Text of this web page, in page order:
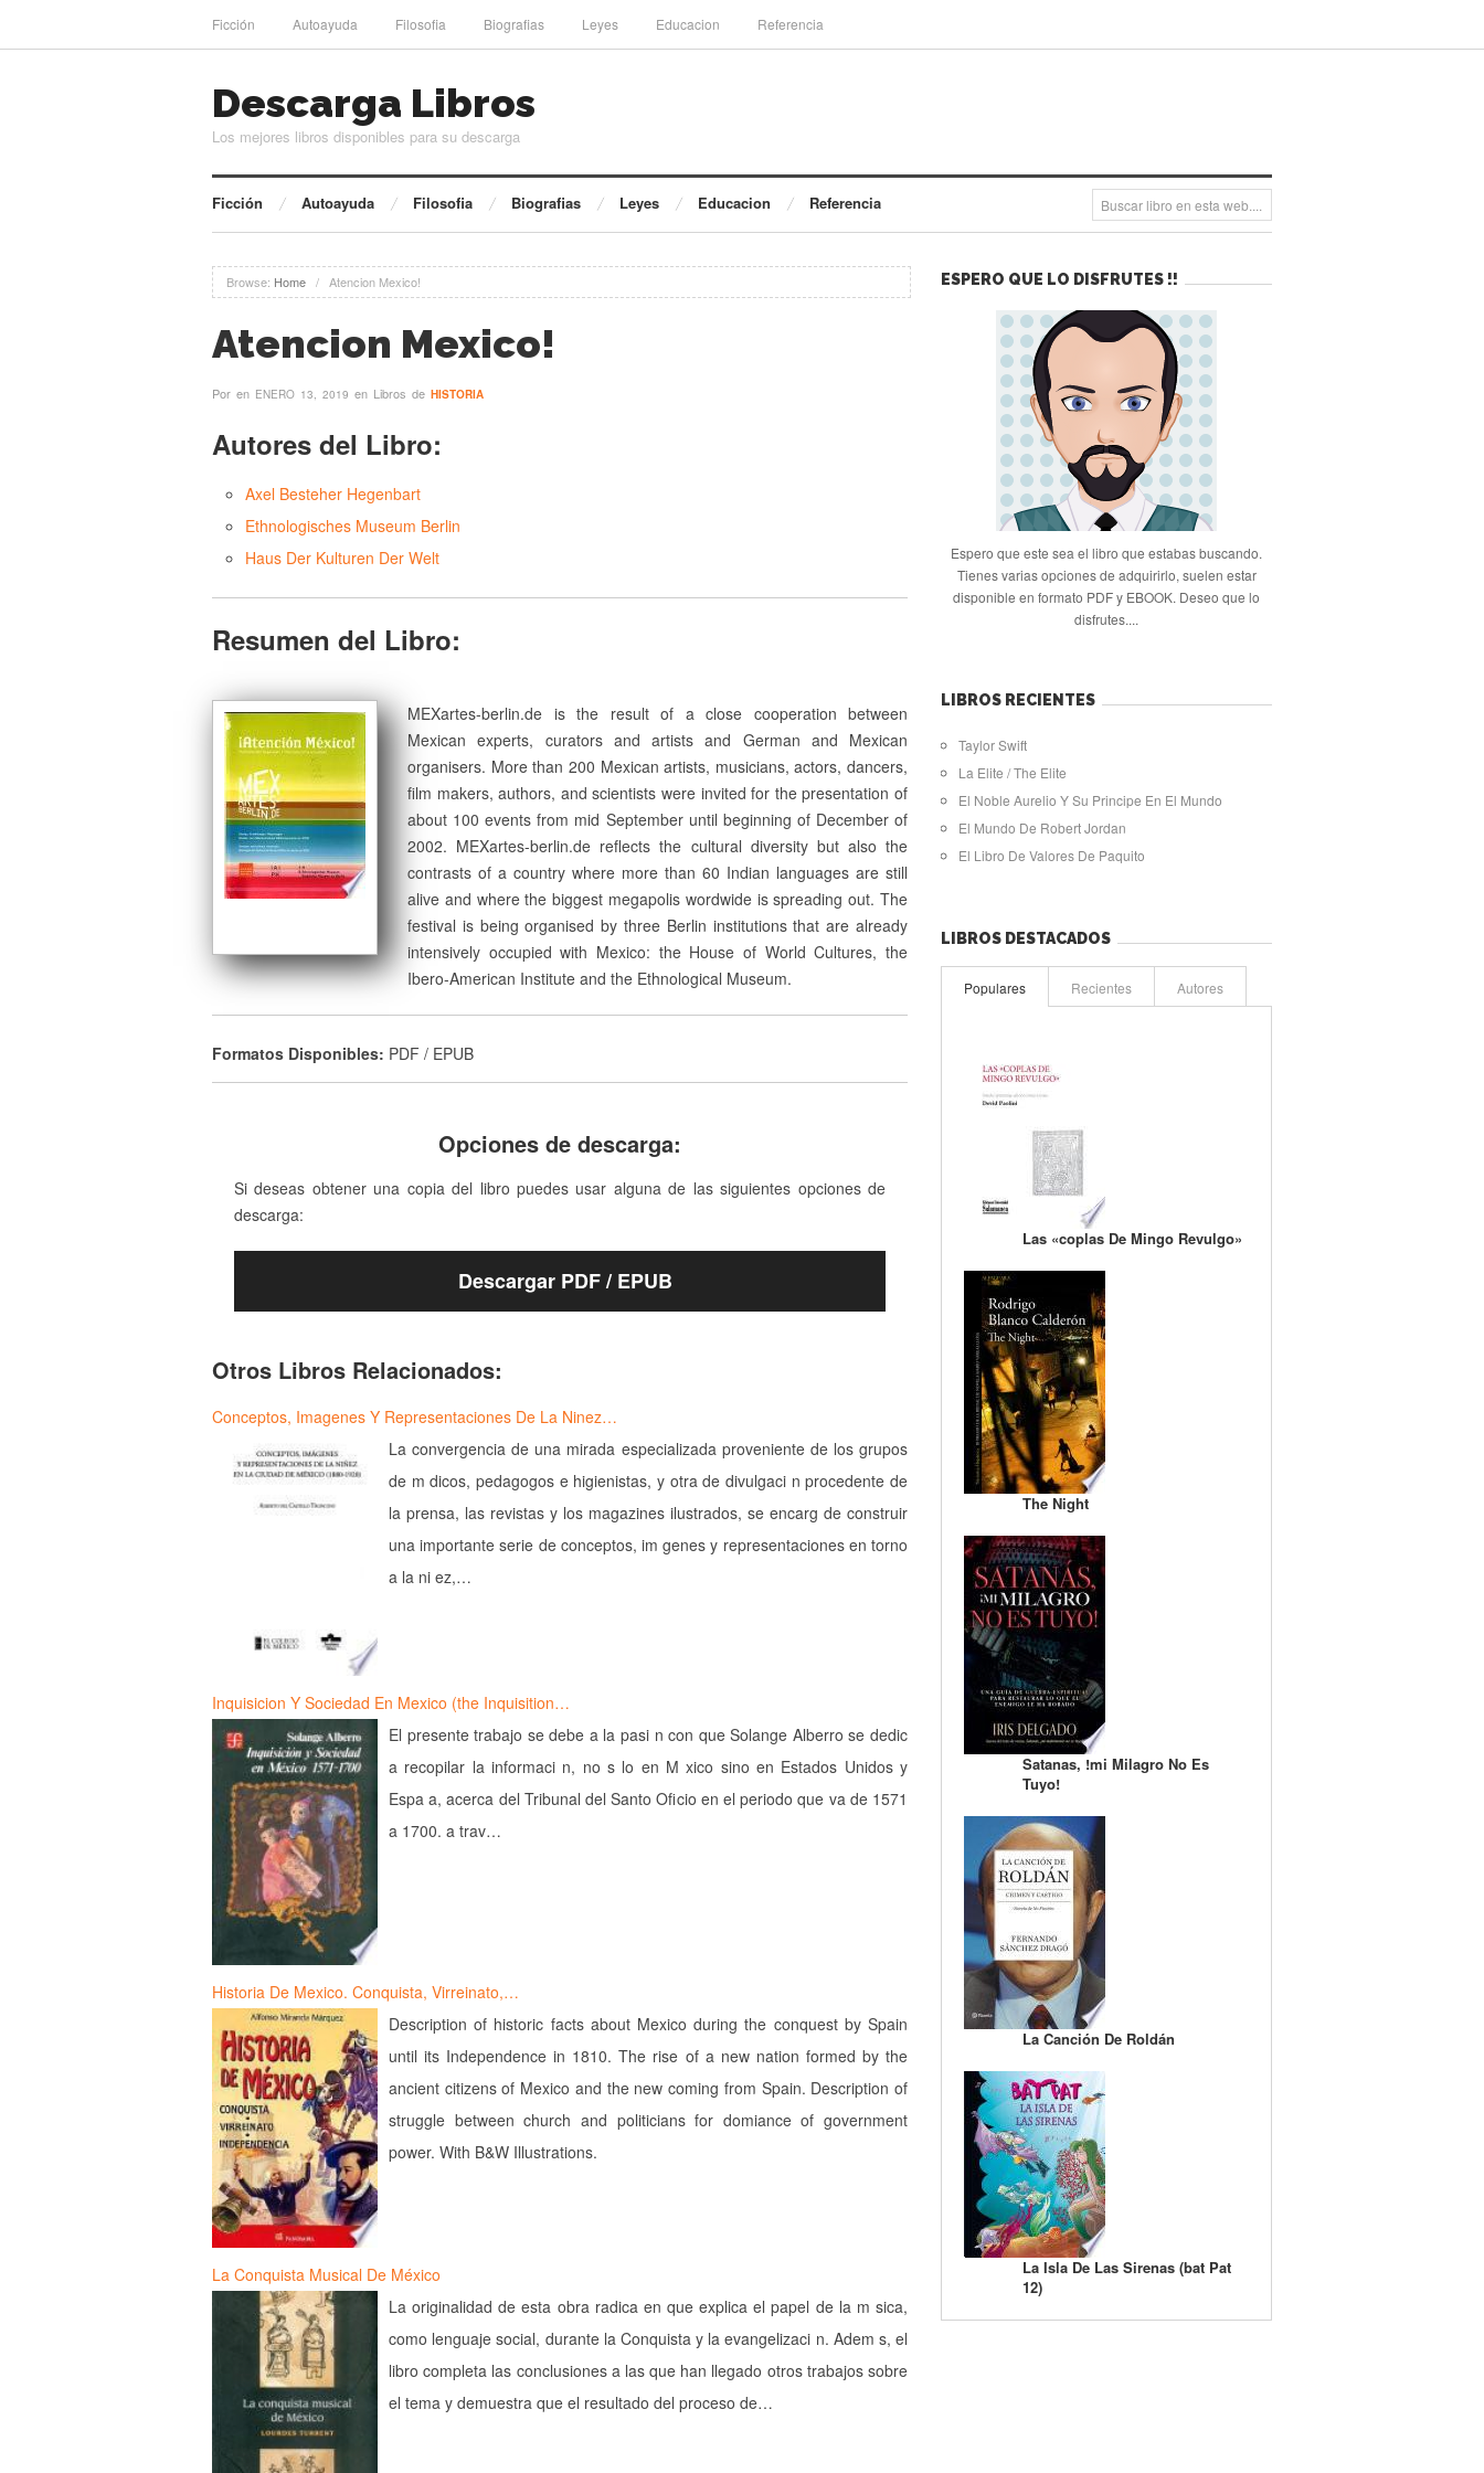
Ficción Autoayuda Filosofia Biografias Leyes Educacion Referencia
Descarga Libros
Los mejores libros disponibles para su descarga
Ficción Autoayuda Filosofia Biografias Leyes Educacion Referencia
Browse: Home / Atencion Mexico!
Atencion Mexico!
Por en ENERO 13, 2019 en Libros de HISTORIA
Autores del Libro:
Axel Besteher Hegenbart
Ethnologisches Museum Berlin
Haus Der Kulturen Der Welt
Resumen del Libro:
MEXartes-berlin.de is the result of a close cooperation between
Mexican experts, curators and artists and German and Mexican
organisers. More than 200 Mexican artists, musicians, actors, dancers,
film makers, authors, and scientists were invited for the presentation of
about 100 events from mid September until beginning of December of
2002. MEXartes-berlin.de reflects the cultural diversity but also the
contrasts of a country where more than 60 Indian languages are still
alive and where the biggest megapolis wordwide is spreading out. The
festival is being organised by three Berlin institutions that are already
intensively occupied with Mexico: the House of World Cultures, the
Ibero-American Institute and the Ethnological Museum.
Formatos Disponibles: PDF / EPUB
Opciones de descarga:
Si deseas obtener una copia del libro puedes usar alguna de las siguientes opciones de
descarga:
Descargar PDF / EPUB
Otros Libros Relacionados:
Conceptos, Imagenes Y Representaciones De La Ninez…
La convergencia de una mirada especializada proveniente de los grupos
de m dicos, pedagogos e higienistas, y otra de divulgaci n procedente de
la prensa, las revistas y los magazines ilustrados, se encarg de construir
una importante serie de conceptos, im genes y representaciones en torno
a la ni ez,…
Inquisicion Y Sociedad En Mexico (the Inquisition…
El presente trabajo se debe a la pasi n con que Solange Alberro se dedic
a recopilar la informaci n, no s lo en M xico sino en Estados Unidos y
Espa a, acerca del Tribunal del Santo Oficio en el periodo que va de 1571
a 1700. a trav…
Historia De Mexico. Conquista, Virreinato,…
Description of historic facts about Mexico during the conquest by Spain
until its Independence in 1810. The rise of a new nation formed by the
ancient citizens of Mexico and the new coming from Spain. Description of
struggle between church and politicians for domiance of government
power. With B&W Illustrations.
La Conquista Musical De México
La originalidad de esta obra radica en que explica el papel de la m sica,
como lenguaje social, durante la Conquista y la evangelizaci n. Adem s, el
libro completa las conclusiones a las que han llegado otros trabajos sobre
el tema y demuestra que el resultado del proceso de…
ESPERO QUE LO DISFRUTES !!
Espero que este sea el libro que estabas buscando.
Tienes varias opciones de adquirirlo, suelen estar
disponible en formato PDF y EBOOK. Deseo que lo
disfrutes....
LIBROS RECIENTES
Taylor Swift
La Elite / The Elite
El Noble Aurelio Y Su Principe En El Mundo
El Mundo De Robert Jordan
El Libro De Valores De Paquito
LIBROS DESTACADOS
Populares Recientes Autores
Las «coplas De Mingo Revulgo»
The Night
Satanas, !mi Milagro No Es
Tuyo!
La Canción De Roldán
La Isla De Las Sirenas (bat Pat
12)